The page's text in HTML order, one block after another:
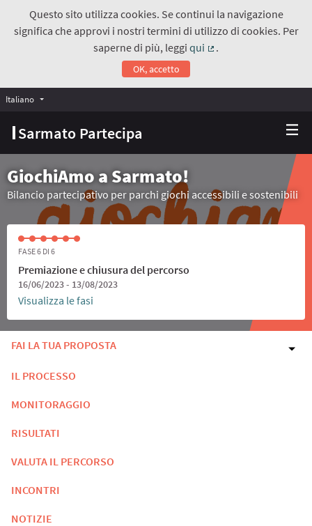
Questo sito utilizza cookies. Se continui la navigazione
significa che approvi i nostri termini di utilizzo di cookies. Per
saperne di più, leggiqui
.
OK, accetto
Sarmato Partecipa
Italiano Choose language
GiochiAmo a Sarmato!
Bilancio partecipativo per parchi giochi accessibili e sostenibili
FASE 6 DI 6
Premiazione e chiusura del percorso
16/06/2023 - 13/08/2023
Visualizza le fasi
FAI LA TUA PROPOSTA
IL PROCESSO
MONITORAGGIO
RISULTATI
VALUTA IL PERCORSO
INCONTRI
NOTIZIE